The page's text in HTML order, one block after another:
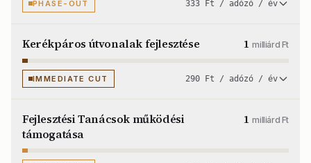
PHASE-OUT 333 Ft / adózó / év
Kerékpáros útvonalak fejlesztése 1milliárd Ft
IMMEDIATE CUT 290 Ft / adózó / év
Fejlesztési Tanácsok működési
támogatása
1milliárd Ft